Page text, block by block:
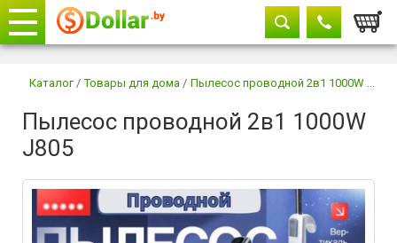
+375 29604-11-33
+375 29
Каталог / Товары для дома / Пылесос проводной 2в1 1000W ...
Пылесос проводной 2в1 1000W
J805